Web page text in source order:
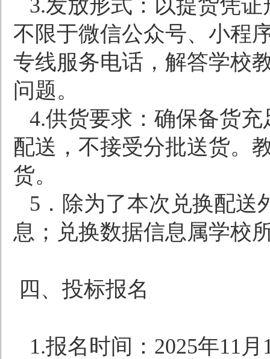
3.发放形式：以提货凭
不限于微信公众号、小程
专线服务电话，解答学校
问题。
4.供货要求：确保备货
配送，不接受分批送货。
货。
5 ．除为了本次兑换配
息；兑换数据信息属学校
四、投标报名
1.报名时间： 2025年11 月